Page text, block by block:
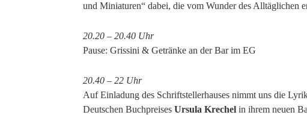
und Miniaturen“ dabei, die vom Wunder des Alltäglichen
20.20 – 20.40 Uhr
Pause: Grissini & Getränke an der Bar im EG
20.40 – 22 Uhr
Auf Einladung des Schriftstellerhauses nimmt uns die
Deutschen Buchpreises Ursula Krechel in ihrem neuen